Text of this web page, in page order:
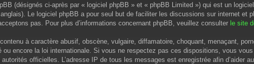
(désignés ci-après par « logiciel phpBB » et « phpBB Limited ») qui est un
anglais). Le logiciel phpBB a pour seul but de faciliter les discussions sur internet
pas. Pour plus d’informations concernant phpBB, veuillez consulter le site
à caractère abusif, obscène, vulgaire, diffamatoire, choquant, menaçant,
ou encore la loi internationale. Si vous ne respectez pas ces dispositions, vous
officielles. L’adresse IP de tous les messages est enregistrée afin